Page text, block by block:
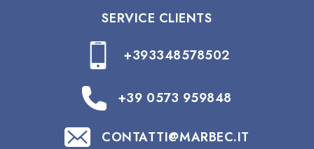
SERVICE CLIENTS
+393348578502
+39 0573 959848
CONTATTI@MARBEC.IT